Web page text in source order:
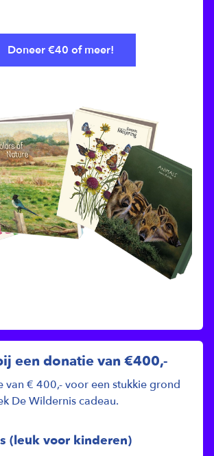
Doneer €40 of meer!
een donatie van €400,-
van € 400,- voor een stukkie grond
De Wildernis cadeau.
(leuk voor kinderen)